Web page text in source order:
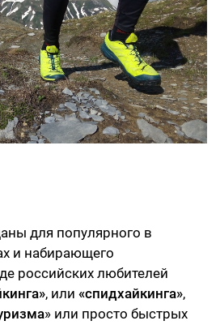
для популярного в
и набирающего
российских любителей
, или «спидхайкинга»,
» или просто быстрых